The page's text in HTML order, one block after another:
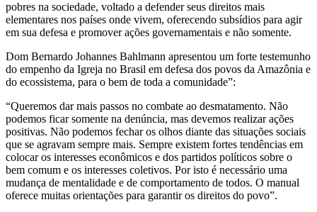
pobres na sociedade, voltado a defender seus direitos mais
elementares nos países onde vivem, oferecendo subsídios para agir
em sua defesa e promover ações governamentais e não somente.
Dom Bernardo Johannes Bahlmann apresentou um forte testemunho
do empenho da Igreja no Brasil em defesa dos povos da Amazônia e
do ecossistema, para o bem de toda a comunidade”:
“Queremos dar mais passos no combate ao desmatamento. Não
podemos ficar somente na denúncia, mas devemos realizar ações
positivas. Não podemos fechar os olhos diante das situações sociais
que se agravam sempre mais. Sempre existem fortes tendências em
colocar os interesses econômicos e dos partidos políticos sobre o
bem comum e os interesses coletivos. Por isto é necessário uma
mudança de mentalidade e de comportamento de todos. O manual
oferece muitas orientações para garantir os direitos do povo”.